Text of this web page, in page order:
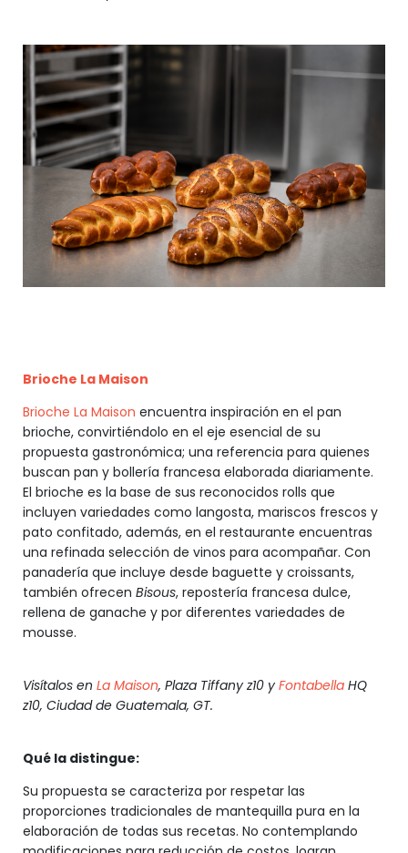
Brioche La Maison
Brioche La Maison encuentra inspiración en el pan
brioche, convirtiéndolo en el eje esencial de su
propuesta gastronómica; una referencia para quienes
buscan pan y bollería francesa elaborada diariamente.
El brioche es la base de sus reconocidos rolls que
incluyen variedades como langosta, mariscos frescos y
pato confitado, además, en el restaurante encuentras
una refinada selección de vinos para acompañar. Con
panadería que incluye desde baguette y croissants,
también ofrecen Bisous, repostería francesa dulce,
rellena de ganache y por diferentes variedades de
mousse.
Visítalos en La Maison, Plaza Tiffany z10 y Fontabella HQ
z10, Ciudad de Guatemala, GT.
Qué la distingue:
Su propuesta se caracteriza por respetar las
proporciones tradicionales de mantequilla pura en la
elaboración de todas sus recetas. No contemplando